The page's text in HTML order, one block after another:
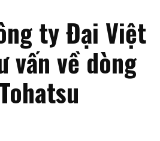
ty Đại Việt
vấn về dòng